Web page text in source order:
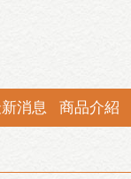
消息 商品介紹